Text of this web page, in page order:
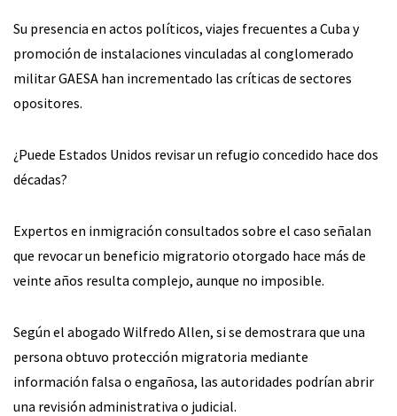
Su presencia en actos políticos, viajes frecuentes a Cuba y
promoción de instalaciones vinculadas al conglomerado
militar GAESA han incrementado las críticas de sectores
opositores.
¿Puede Estados Unidos revisar un refugio concedido hace dos
décadas?
Expertos en inmigración consultados sobre el caso señalan
que revocar un beneficio migratorio otorgado hace más de
veinte años resulta complejo, aunque no imposible.
Según el abogado Wilfredo Allen, si se demostrara que una
persona obtuvo protección migratoria mediante
información falsa o engañosa, las autoridades podrían abrir
una revisión administrativa o judicial.